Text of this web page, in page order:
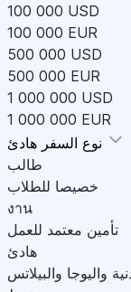
100 000 USD
100 000 EUR
500 000 USD
500 000 EUR
1 000 000 USD
1 000 000 EUR
نوع السفر
طالب
خصيصا للطلاب
งาน
تأمين معتمد للعمل
هادئ